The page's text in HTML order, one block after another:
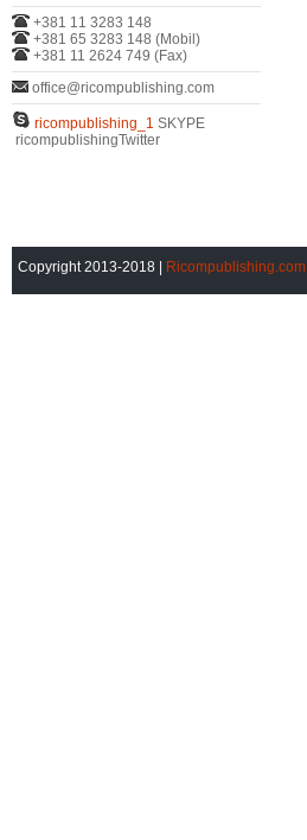
+381 11 3283 148
+381 65 3283 148 (Mobil)
+381 11 2624 749 (Fax)
office@ricompublishing.com
ricompublishing_1 SKYPE
ricompublishingTwitter
Copyright 2013-2018 | Ricompublishing.com